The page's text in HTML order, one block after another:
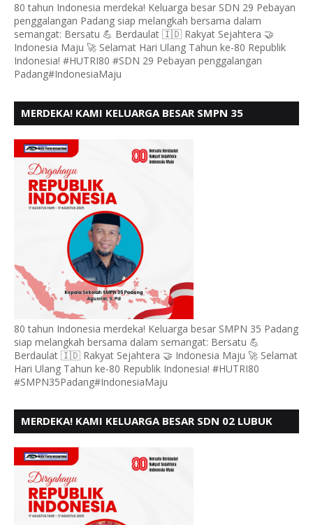
80 tahun Indonesia merdeka! Keluarga besar SDN 29 Pebayan
penggalangan Padang siap melangkah bersama dalam
semangat: Bersatu 💪 Berdaulat 🇮🇩 Rakyat Sejahtera 🤝
Indonesia Maju 🚀 Selamat Hari Ulang Tahun ke-80 Republik
Indonesia! #HUTRI80 #SDN 29 Pebayan penggalangan
Padang#IndonesiaMaju
MERDEKA! KAMI KELUARGA BESAR SMPN 35
80 tahun Indonesia merdeka! Keluarga besar SMPN 35 Padang
siap melangkah bersama dalam semangat: Bersatu 💪
Berdaulat 🇮🇩 Rakyat Sejahtera 🤝 Indonesia Maju 🚀 Selamat
Hari Ulang Tahun ke-80 Republik Indonesia! #HUTRI80
#SMPN35Padang#IndonesiaMaju
MERDEKA! KAMI KELUARGA BESAR SDN 02 LUBUK
HUT RI KE - 80,